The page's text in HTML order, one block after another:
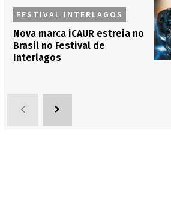
FESTIVAL INTERLAGOS
Nova marca iCAUR estreia no
Brasil no Festival de
Interlagos